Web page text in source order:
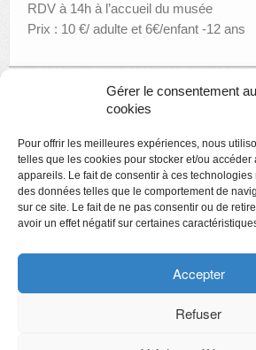
Gérer le consentement
cookies
Pour offrir les meilleures expériences, nous
telles que les cookies pour stocker et/ou accéder
appareils. Le fait de consentir à ces
des données telles que le comportement de
sur ce site. Le fait de ne pas consentir ou de
avoir un effet négatif sur certaines
Accepter
Refuser
RDV à 14h à l’accueil du musée
Prix : 10 €/ adulte et 6€/enfant -12 ans
Copyright
Politique de confidentialité
Chartes des engagements des opérateurs